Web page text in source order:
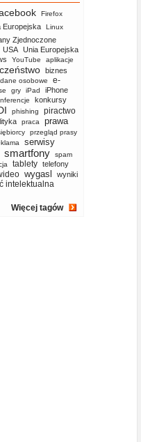
Firefox
Europejska Linux
Zjednoczone
USA Unia Europejska
YouTube aplikacje
biznes
dane osobowe
e-
gry iPad iPhone
konkursy
phishing piractwo
praca
prawa
przegląd prasy
serwisy
smartfony
spam
tablety telefony
wygasl
wyniki
intelektualna
Więcej tagów